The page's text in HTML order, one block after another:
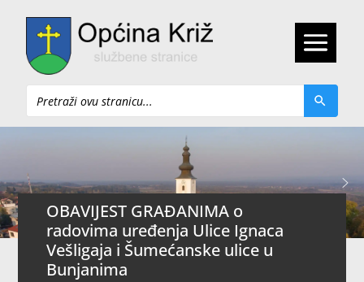
Pretraži
OBAVIJEST GRAĐANIMA o
radovima uređenja Ulice Ignaca
Vešligaja i Šumećanske ulice u
Bunjanima